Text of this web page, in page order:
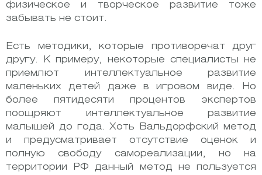
физическое и творческое развитие тоже
забывать не стоит.
Есть методики, которые противоречат друг
другу. К примеру, некоторые специалисты не
приемлют интеллектуальное развитие
маленьких детей даже в игровом виде. Но
более пятидесяти процентов экспертов
поощряют интеллектуальное развитие
малышей до года. Хоть Вальдорфский метод
и предусматривает отсутствие оценок и
полную свободу самореализации, но на
территории РФ данный метод не пользуется